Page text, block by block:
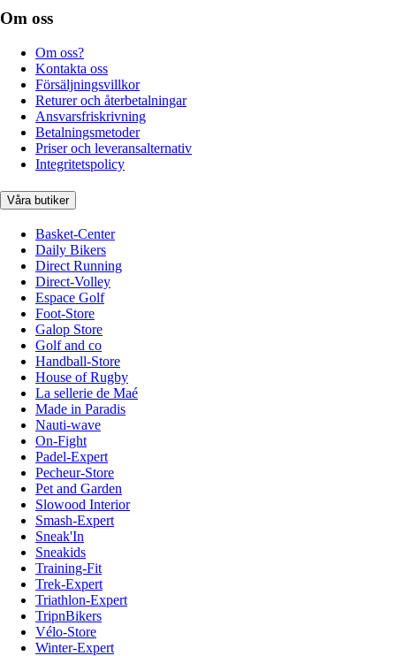
Om oss
Om oss?
Kontakta oss
Försäljningsvillkor
Returer och återbetalningar
Ansvarsfriskrivning
Betalningsmetoder
Priser och leveransalternativ
Integritetspolicy
Våra butiker
Basket-Center
Daily Bikers
Direct Running
Direct-Volley
Espace Golf
Foot-Store
Galop Store
Golf and co
Handball-Store
House of Rugby
La sellerie de Maé
Made in Paradis
Nauti-wave
On-Fight
Padel-Expert
Pecheur-Store
Pet and Garden
Slowood Interior
Smash-Expert
Sneak'In
Sneakids
Training-Fit
Trek-Expert
Triathlon-Expert
TripnBikers
Vélo-Store
Winter-Expert